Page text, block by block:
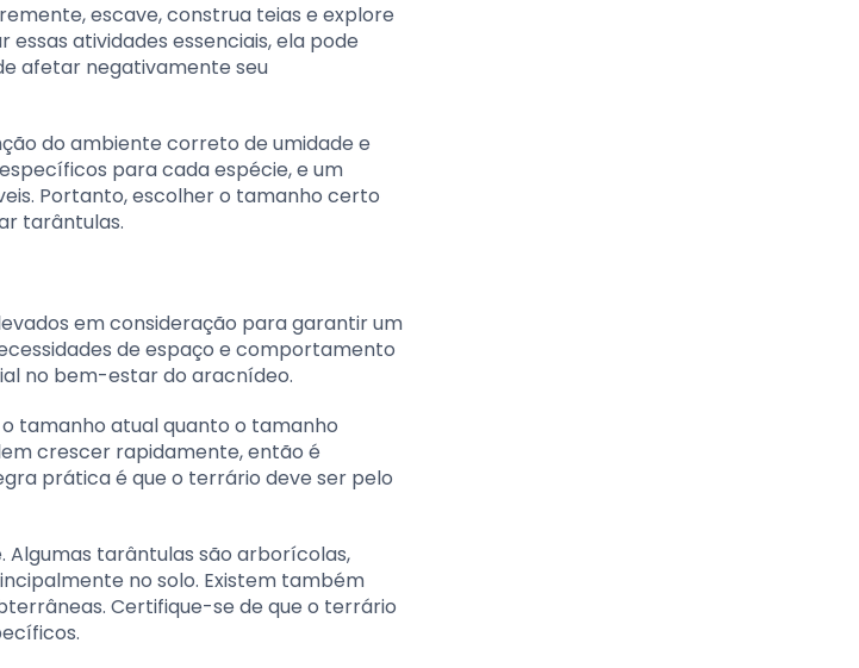
escave, construa teias e explore
atividades essenciais, ela pode
afetar negativamente seu
do ambiente correto de umidade e
para cada espécie, e um
Portanto, escolher o tamanho certo
tarântulas.
em consideração para garantir um
de espaço e comportamento
no bem-estar do aracnídeo.
tamanho atual quanto o tamanho
crescer rapidamente, então é
prática é que o terrário deve ser pelo
tarântulas são arborícolas,
no solo. Existem também
Certifique-se de que o terrário